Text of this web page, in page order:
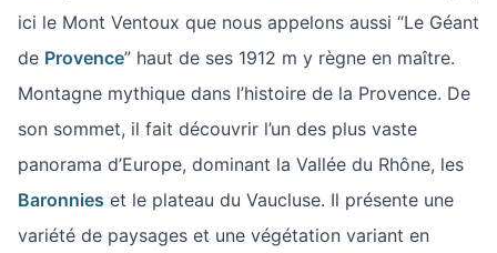
ici le Mont Ventoux que nous appelons aussi “Le Géant
de Provence” haut de ses 1912 m y règne en maître.
Montagne mythique dans l’histoire de la Provence. De
son sommet, il fait découvrir l’un des plus vaste
panorama d’Europe, dominant la Vallée du Rhône, les
Baronnies et le plateau du Vaucluse. Il présente une
variété de paysages et une végétation variant en